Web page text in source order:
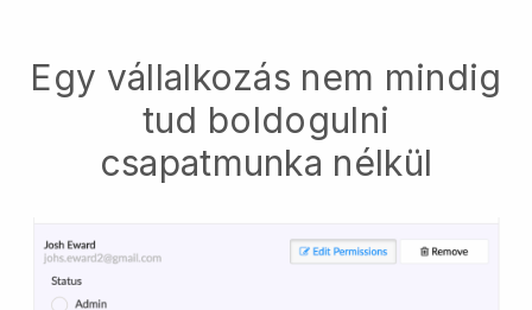
Egy vállalkozás nem mindig
tud boldogulni
csapatmunka nélkül